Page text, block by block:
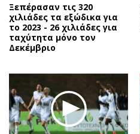
Ξεπέρασαν τις 320
χιλιάδες τα εξώδικα για
το 2023 - 26 χιλιάδες για
ταχύτητα μόνο τον
Δεκέμβριο